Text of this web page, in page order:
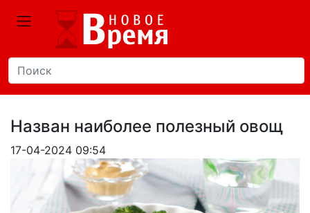
Назван наиболее полезный овощ
17-04-2024 09:54